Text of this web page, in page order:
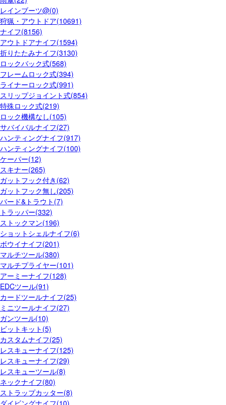
レインブーツ@(0)
狩猟・アウトドア(10691)
ナイフ(8156)
アウトドアナイフ(1594)
折りたたみナイフ(3130)
ロックバック式(568)
フレームロック式(394)
ライナーロック式(991)
スリップジョイント式(854)
特殊ロック式(219)
ロック機構なし(105)
サバイバルナイフ(27)
ハンティングナイフ(917)
ハンティングナイフ(100)
ケーパー(12)
スキナー(265)
ガットフック付き(62)
ガットフック無し(205)
バード&トラウト(7)
トラッパー(332)
ストックマン(196)
ショットシェルナイフ(6)
ボウイナイフ(201)
マルチツール(380)
マルチプライヤー(101)
アーミーナイフ(128)
EDCツール(91)
カードツールナイフ(25)
ミニツールナイフ(27)
ガンツール(10)
ビットキット(5)
カスタムナイフ(25)
レスキューナイフ(125)
レスキューナイフ(29)
レスキューツール(8)
ネックナイフ(80)
ストラップカッター(8)
ダイビングナイフ(10)